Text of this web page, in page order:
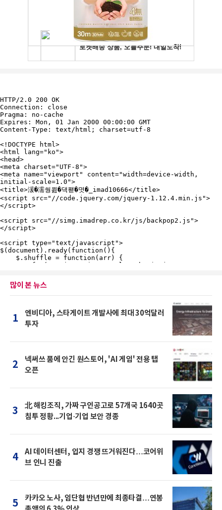
많이 본 뉴스
1
엔비디아, 스타게이트 개발사에 최대 30억달러
투자
2
넥써쓰 품에 안긴 원스토어, 'AI 게임' 전용 탭
오픈
3
北 해킹조직, 가짜 구인공고로 57개국 1640곳
침투 정황...기업·기업 보안 경종
4
AI 데이터센터, 입지 경쟁 뜨거워진다…코어위
브 인니 진출
5
카카오 노사, 임단협 반년만에 최종타결…연봉